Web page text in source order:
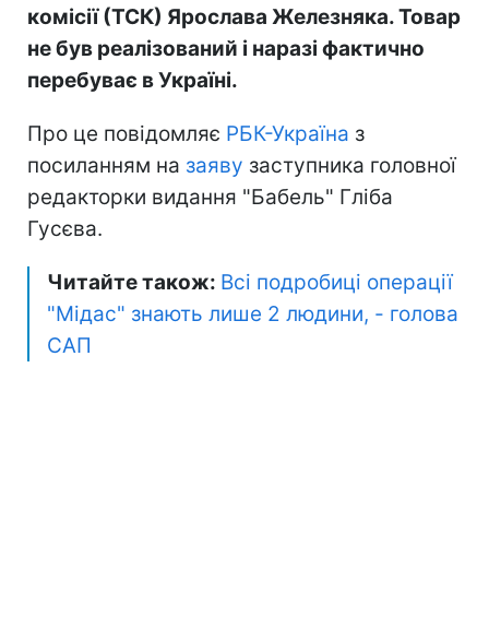
комісії (ТСК) Ярослава Железняка. Товар
не був реалізований і наразі фактично
перебуває в Україні.
Про це повідомляє РБК-Україна з
посиланням на заяву заступника головної
редакторки видання "Бабель" Гліба
Гусєва.
Читайте також: Всі подробиці операції
"Мідас" знають лише 2 людини, - голова
САП